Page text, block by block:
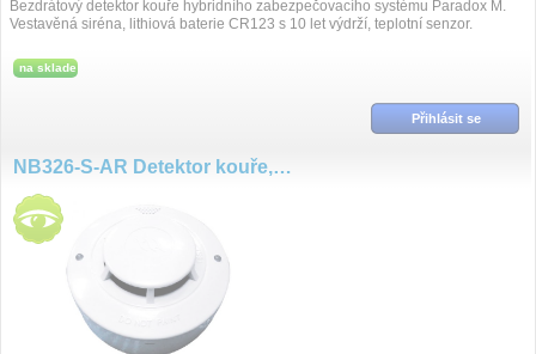
Bezdrátový detektor kouře hybridního zabezpečovacího systému Paradox M.
Vestavěná siréna, lithiová baterie CR123 s 10 let výdrží, teplotní senzor.
na sklade
Přihlásit se
NB326-S-AR Detektor kouře, NO/NC, 12VDC, Autoreset